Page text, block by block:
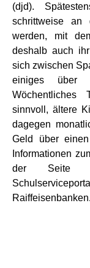
(djd).
schrittweise an
werden, mit
deshalb auch
sich zwischen
einiges über
Wöchentliches
sinnvoll, ältere
dagegen
Geld über
Informationen
der Seite
Raiffeisenbanken.